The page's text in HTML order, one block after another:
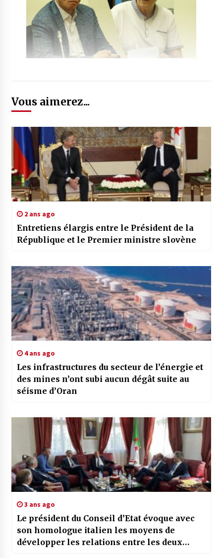
Vous aimerez...
2 ans ago
Entretiens élargis entre le Président de la
République et le Premier ministre slovène
4 ans ago
Les infrastructures du secteur de l’énergie et
des mines n’ont subi aucun dégât suite au
séisme d’Oran
3 ans ago
Le président du Conseil d’Etat évoque avec
son homologue italien les moyens de
développer les relations entre les deux